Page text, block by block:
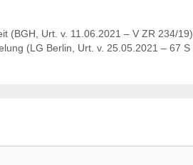
(BGH, Urt. v. 11.06.2021 – V ZR 234/19)
(LG Berlin, Urt. v. 25.05.2021 – 67 S